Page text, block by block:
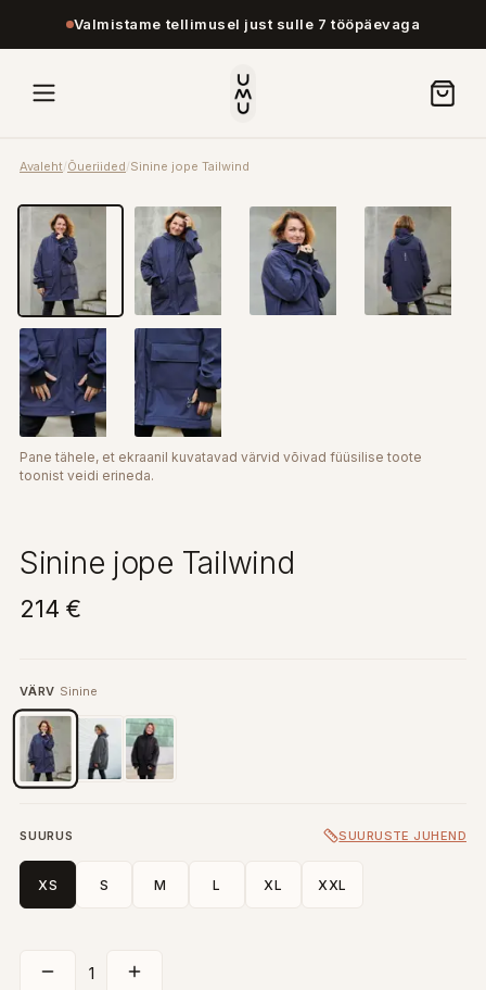
Valmistame tellimusel just sulle 7 tööpäevaga
Avaleht/Õueriided/Sinine jope Tailwind
Pane tähele, et ekraanil kuvatavad värvid võivad füüsilise toote
toonist veidi erineda.
Sinine jope Tailwind
214 €
VÄRV Sinine
SUURUS SUURUSTE JUHEND
XS S M L XL XXL
1